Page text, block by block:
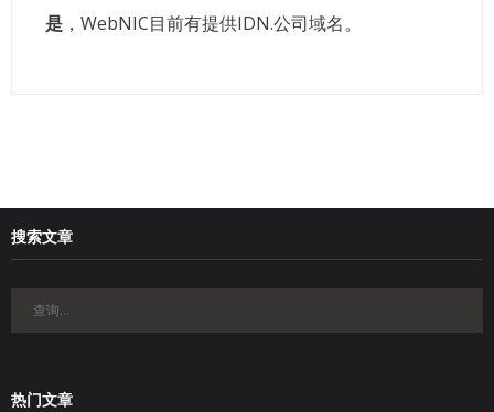
是 ，WebNIC目前有提供IDN.公司域名。
搜索文章
热门文章